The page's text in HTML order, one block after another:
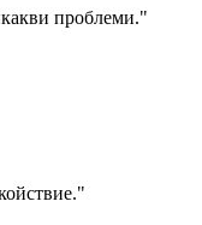
проблеми."
"